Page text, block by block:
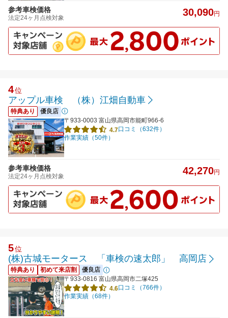
参考車検価格
法定24ヶ月点検対象 30,090円
4位
アップル車検 （株）江畑自動車
特典あり
優良店
〒933-0003 富山県高岡市能町966-6
4.7口コミ（632件）
作業実績（50件）
参考車検価格
法定24ヶ月点検対象 42,270円
5位
(株)古城モータース 「車検の速太郎」 高岡店
特典あり 初めて来店割
優良店
〒933-0816 富山県高岡市二塚425
4.6口コミ（766件）
作業実績（68件）